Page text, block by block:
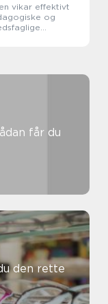
vikar effektivt
og
får du